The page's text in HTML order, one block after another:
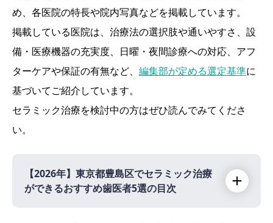
め、各医院の特長や院内写真などを掲載しています。
掲載している医院は、治療法の選択肢や通いやすさ、設
備・医療機器の充実度、日曜・夜間診療への対応、アフ
ターケアや保証の有無など、 編集部が定める選定基準に
基づいてご紹介しています。
セラミック治療を検討中の方はぜひ読んでみてくださ
い。
【2026年】 東京都豊島区でセラミック治療
ができるおすすめ歯医者5選の目次